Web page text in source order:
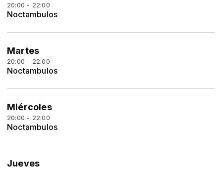
20:00 - 22:00
Noctambulos
Martes
20:00 - 22:00
Noctambulos
Miércoles
20:00 - 22:00
Noctambulos
Jueves